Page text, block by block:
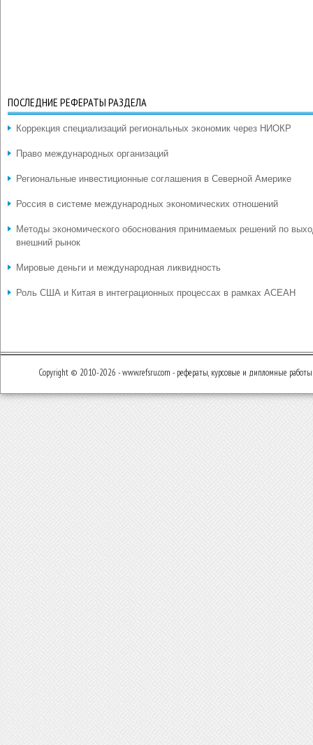
ПОСЛЕДНИЕ РЕФЕРАТЫ РАЗДЕЛА
Коррекция специализаций региональных экономик через НИОКР
Право международных организаций
Региональные инвестиционные соглашения в Северной Америке
Россия в системе международных экономических отношений
Методы экономического обоснования принимаемых решений по
внешний рынок
Мировые деньги и международная ликвидность
Роль США и Китая в интеграционных процессах в рамках АСЕАН
Copyright © 2010-2026 - www.refsru.com - рефераты, курсовые и дипломные работы